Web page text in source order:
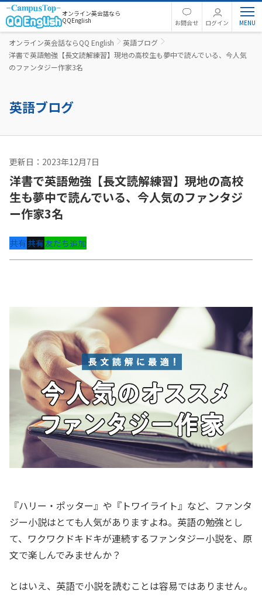
オンライン英会話なら
QQEnglish
お問合せ ログイン
オンライン英会話ならQQ English
英語ブログ
洋書で英語勉強【長文読解練習】現地の高校生も夢中で読んでいる、今人気
のファンタジー作家3名
英語ブログ
更新日：2023年12月7日
洋書で英語勉強【長文読解練習】現地の高校
生も夢中で読んでいる、今人気のファンタジ
ー作家3名
共有共有友だち追加
『ハリー・ポッター』や『トワイライト』など、ファンタ
ジー小説はとても人気がありますよね。英語の勉強とし
て、ワクワクドキドキが連続するファンタジー小説を、原
文で楽しんでみませんか？
とはいえ、英語で小説を読むことは容易ではありません。